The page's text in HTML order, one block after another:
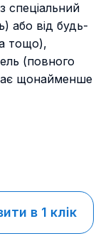
спеціальний
або від будь-
тощо),
(повного
щонайменше
в 1 клік